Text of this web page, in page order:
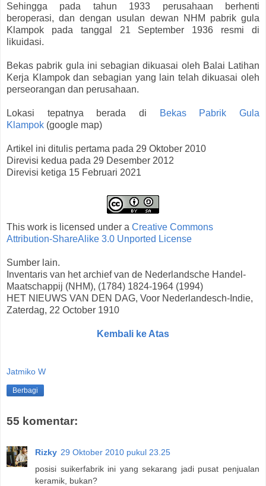
Sehingga pada tahun 1933 perusahaan berhenti
beroperasi, dan dengan usulan dewan NHM pabrik gula
Klampok pada tanggal 21 September 1936 resmi di
likuidasi.
Bekas pabrik gula ini sebagian dikuasai oleh Balai Latihan
Kerja Klampok dan sebagian yang lain telah dikuasai oleh
perseorangan dan perusahaan.
Lokasi tepatnya berada di
Bekas Pabrik Gula
Klampok (google map)
Artikel ini ditulis pertama pada 29 Oktober 2010
Direvisi kedua pada 29 Desember 2012
Direvisi ketiga 15 Februari 2021
This work is licensed under a Creative Commons
Attribution-ShareAlike 3.0 Unported License
Sumber lain.
Inventaris van het archief van de Nederlandsche Handel-
Maatschappij (NHM), (1784) 1824-1964 (1994)
HET NIEUWS VAN DEN DAG, Voor Nederlandesch-Indie,
Zaterdag, 22 October 1910
Kembali ke Atas
Jatmiko W
Berbagi
55 komentar:
Rizky 29 Oktober 2010 pukul 23.25
posisi suikerfabrik ini yang sekarang jadi pusat penjualan
keramik, bukan?